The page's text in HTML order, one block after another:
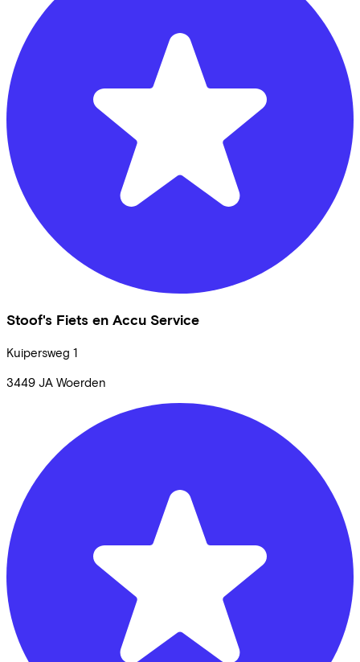
Stoof's Fiets en Accu Service
Kuipersweg 1
3449 JA Woerden